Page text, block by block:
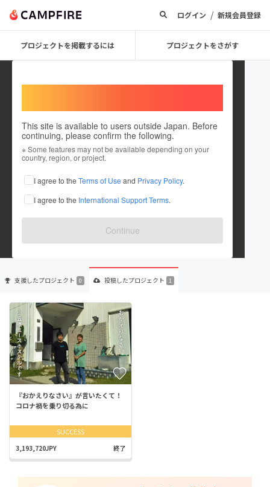
ログイン / 新規会員登録
プロジェクトを掲載するには プロジェクトをさがす
This site is available to users outside Japan. Before
continuing, please confirm the following.
※ Some features may not be available depending on your
country, region, or project.
I agree to the Terms of Use and Privacy Policy.
I agree to the International Support Terms.
Continue
ogasawara_yh
これまでに1件のプロジェクトを投稿しています
在住国：日本 現在地：東京都
出身国：日本 出身地：東京都
支援したプロジェクト 0 投稿したプロジェクト 1
『おかえりなさい』が言いたくて！
コロナ禍を乗り切る為に
SUCCESS
3,193,720JPY 終了